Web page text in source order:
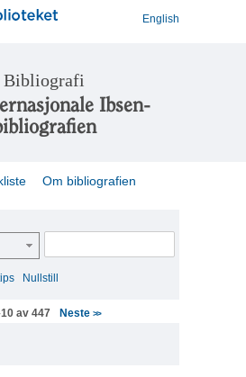
English
Bibliografi
Ibsen-
Om bibliografien
Nullstill
av 447 Neste >>